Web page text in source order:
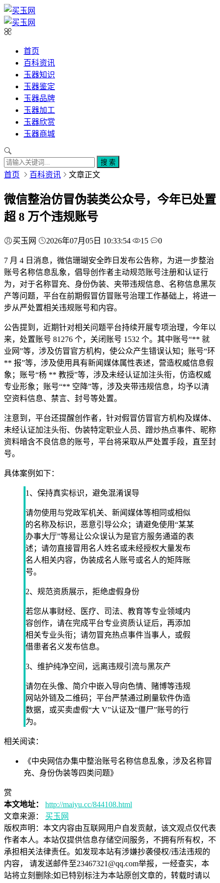
首页
百科资讯
玉器知识
玉器鉴定
玉器品牌
玉器加工
玉器欣赏
玉器商城
搜 索
首页 百科资讯 文章正文
微信整治仿冒伪装类公众号，今年已处置
超 8 万个违规账号
买玉网 2026年07月05日 10:33:54 15 0
7 月 4 日消息，微信珊瑚安全昨日发布公告称，为进一步整治
账号名称信息乱象，倡导创作者主动规范账号注册和认证行
为，对于名称冒充、身份伪装、夹带违规信息、名称信息黑灰
产等问题，平台在前期假冒仿冒账号治理工作基础上，将进一
步从严处置相关违规账号和内容。
公告提到，近期针对相关问题平台持续开展专项治理，今年以
来，处置账号 81276 个，关闭账号 1532 个。其中账号“** 就
业网”等，涉及仿冒官方机构，使公众产生错误认知；账号“环
** 报”等，涉及使用具有新闻媒体属性表述，营造权威信息假
象；账号“杨 ** 教授”等，涉及未经认证加注头衔，仿造权威
专业形象；账号“** 空降”等，涉及夹带违规信息，均予以清
空资料信息、禁言、封号等处置。
注意到，平台还提醒创作者，针对假冒仿冒官方机构及媒体、
未经认证加注头衔、伪装特定职业人员、蹭炒热点事件、昵称
资料暗含不良信息的账号，平台将采取从严处置手段，直至封
号。
具体案例如下：
1、保持真实标识，避免混淆误导
请勿使用与党政军机关、新闻媒体等相同或相似
的名称及标识，恶意引导公众；请避免使用“某某
办事大厅”等易让公众误认为是官方服务通道的表
述；请勿直接冒用名人姓名或未经授权大量发布
名人相关内容，伪装成名人账号或名人的矩阵账
号。
2、规范资质展示，拒绝虚假身份
若您从事财经、医疗、司法、教育等专业领域内
容创作，请在完成平台专业资质认证后，再添加
相关专业头衔；请勿冒充热点事件当事人，或假
借患者名义发布信息。
3、维护纯净空间，远离违规引流与黑灰产
请勿在头像、简介中嵌入导向色情、赌博等违规
网站外链及二维码；平台严禁通过刷量软件伪造
数据，或买卖虚假“大 V”认证及“僵尸”账号的行
为。
相关阅读：
《中央网信办集中整治账号名称信息乱象，涉及名称冒
充、身份伪装等四类问题》
赏
本文地址：
http://maiyu.cc/844108.html
文章来源：
买玉网
版权声明： 本文内容由互联网用户自发贡献，该文观点仅代表
作者本人。本站仅提供信息存储空间服务，不拥有所有权，不
承担相关法律责任。如发现本站有涉嫌抄袭侵权/违法违规的
内容， 请发送邮件至23467321@qq.com举报，一经查实，本
站将立刻删除;如已特别标注为本站原创文章的，转载时请以